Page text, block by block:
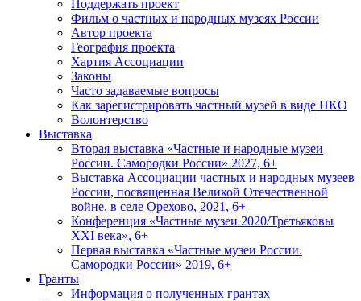
Поддержать проект
Фильм о частных и народных музеях России
Автор проекта
География проекта
Хартия Ассоциации
Законы
Часто задаваемые вопросы
Как зарегистрировать частный музей в виде НКО
Волонтерство
Выставка
Вторая выставка «Частные и народные музеи
России. Самородки России» 2027, 6+
Выставка Ассоциации частных и народных музеев
России, посвященная Великой Отечественной
войне, в селе Орехово, 2021, 6+
Конференция «Частные музеи 2020/Третьяковы
XXI века», 6+
Первая выставка «Частные музеи России.
Самородки России» 2019, 6+
Гранты
Информация о полученных грантах